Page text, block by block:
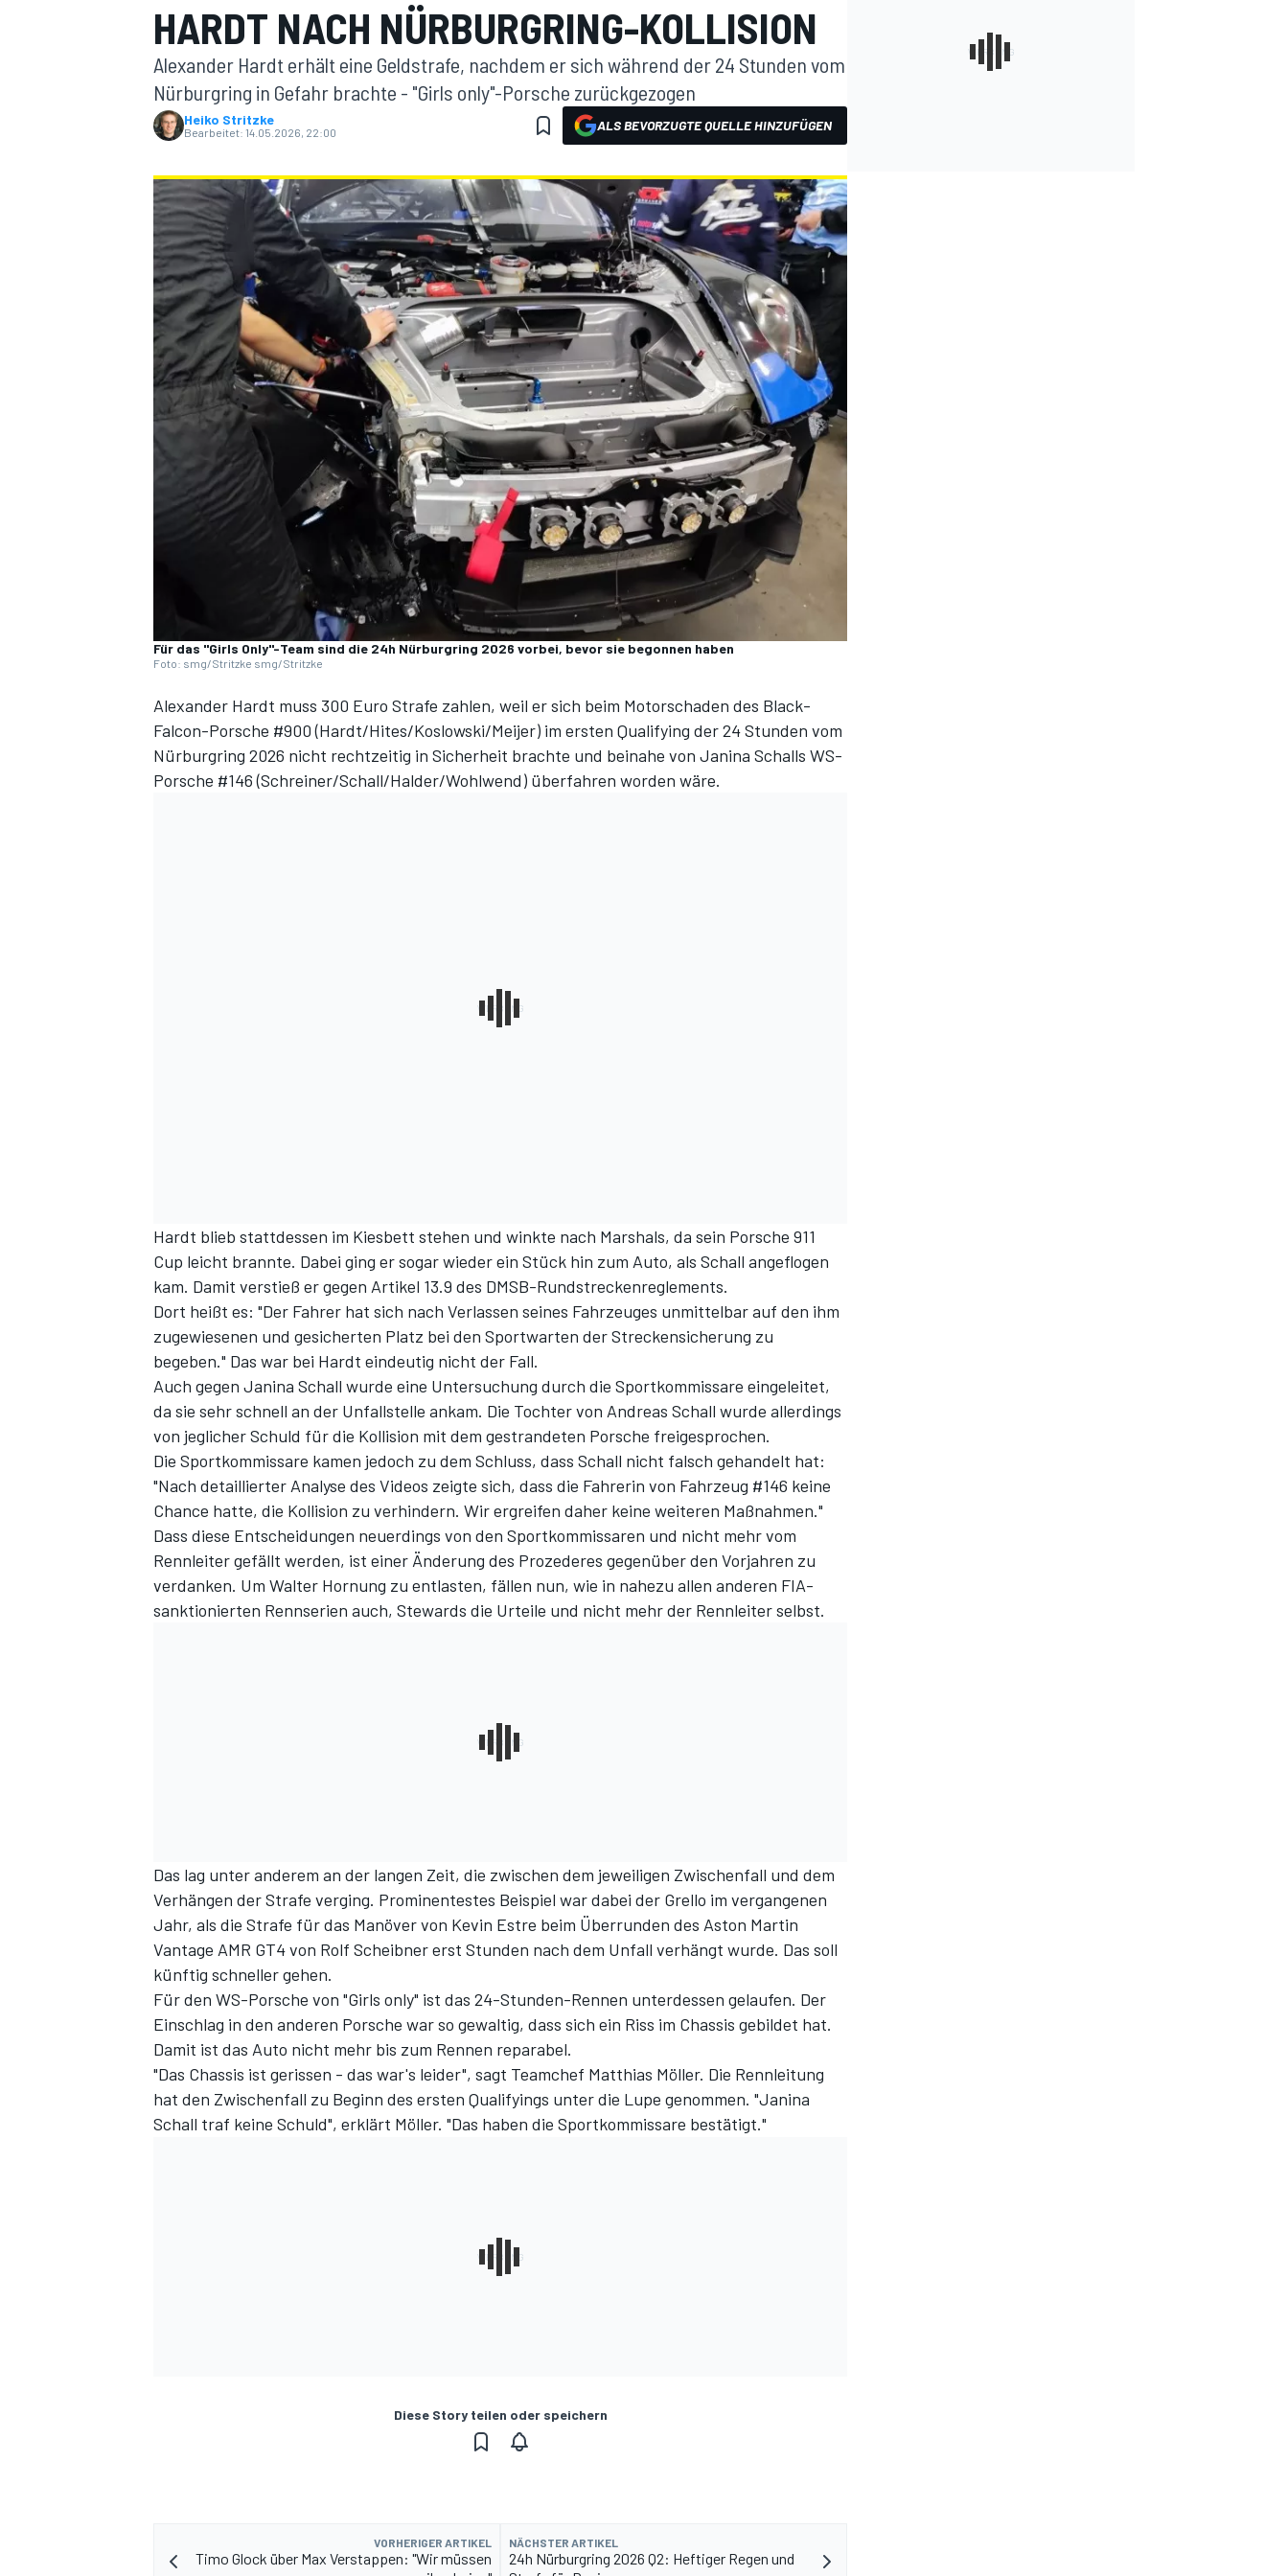
MOTOGP
SPORTWAGEN
HARDT NACH NÜRBURGRING-KOLLISION
Alexander Hardt erhält eine Geldstrafe, nachdem er sich während der 24 Stunden vom
Nürburgring in Gefahr brachte - "Girls only"-Porsche zurückgezogen
Heiko Stritzke
Bearbeitet: 14.05.2026, 22:00 ALS BEVORZUGTE QUELLE HINZUFÜGEN
Für das "Girls Only"-Team sind die 24h Nürburgring 2026 vorbei, bevor sie begonnen haben
Foto: smg/Stritzke smg/Stritzke
Alexander Hardt muss 300 Euro Strafe zahlen, weil er sich beim Motorschaden des Black-
Falcon-Porsche #900 (Hardt/Hites/Koslowski/Meijer) im ersten Qualifying der 24 Stunden vom
Nürburgring 2026 nicht rechtzeitig in Sicherheit brachte und beinahe von Janina Schalls WS-
Porsche #146 (Schreiner/Schall/Halder/Wohlwend) überfahren worden wäre.
Hardt blieb stattdessen im Kiesbett stehen und winkte nach Marshals, da sein Porsche 911
Cup leicht brannte. Dabei ging er sogar wieder ein Stück hin zum Auto, als Schall angeflogen
kam. Damit verstieß er gegen Artikel 13.9 des DMSB-Rundstreckenreglements.
Dort heißt es: "Der Fahrer hat sich nach Verlassen seines Fahrzeuges unmittelbar auf den ihm
zugewiesenen und gesicherten Platz bei den Sportwarten der Streckensicherung zu
begeben." Das war bei Hardt eindeutig nicht der Fall.
Auch gegen Janina Schall wurde eine Untersuchung durch die Sportkommissare eingeleitet,
da sie sehr schnell an der Unfallstelle ankam. Die Tochter von Andreas Schall wurde allerdings
von jeglicher Schuld für die Kollision mit dem gestrandeten Porsche freigesprochen.
Die Sportkommissare kamen jedoch zu dem Schluss, dass Schall nicht falsch gehandelt hat:
"Nach detaillierter Analyse des Videos zeigte sich, dass die Fahrerin von Fahrzeug #146 keine
Chance hatte, die Kollision zu verhindern. Wir ergreifen daher keine weiteren Maßnahmen."
Dass diese Entscheidungen neuerdings von den Sportkommissaren und nicht mehr vom
Rennleiter gefällt werden, ist einer Änderung des Prozederes gegenüber den Vorjahren zu
verdanken. Um Walter Hornung zu entlasten, fällen nun, wie in nahezu allen anderen FIA-
sanktionierten Rennserien auch, Stewards die Urteile und nicht mehr der Rennleiter selbst.
Das lag unter anderem an der langen Zeit, die zwischen dem jeweiligen Zwischenfall und dem
Verhängen der Strafe verging. Prominentestes Beispiel war dabei der Grello im vergangenen
Jahr, als die Strafe für das Manöver von Kevin Estre beim Überrunden des Aston Martin
Vantage AMR GT4 von Rolf Scheibner erst Stunden nach dem Unfall verhängt wurde. Das soll
künftig schneller gehen.
Für den WS-Porsche von "Girls only" ist das 24-Stunden-Rennen unterdessen gelaufen. Der
Einschlag in den anderen Porsche war so gewaltig, dass sich ein Riss im Chassis gebildet hat.
Damit ist das Auto nicht mehr bis zum Rennen reparabel.
"Das Chassis ist gerissen - das war's leider", sagt Teamchef Matthias Möller. Die Rennleitung
hat den Zwischenfall zu Beginn des ersten Qualifyings unter die Lupe genommen. "Janina
Schall traf keine Schuld", erklärt Möller. "Das haben die Sportkommissare bestätigt."
Diese Story teilen oder speichern
VORHERIGER ARTIKEL
Timo Glock über Max Verstappen: "Wir müssen
NÄCHSTER ARTIKEL
24h Nürburgring 2026 Q2: Heftiger Regen und